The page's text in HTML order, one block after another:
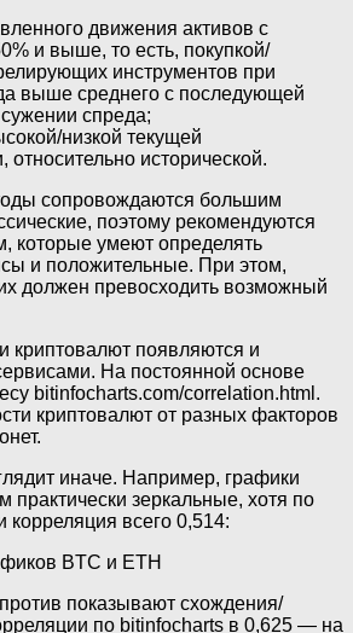
движения активов с
и выше, то есть, покупкой/
инструментов при
выше среднего с последующей
спреда;
низкой текущей
относительно исторической.
сопровождаются большим
поэтому рекомендуются
которые умеют определять
и положительные. При этом,
должен превосходить возможный
криптовалют появляются и
На постоянной основе
bitinfocharts.com/correlation.html.
криптовалют от разных факторов
иначе. Например, графики
практически зеркальные, хотя по
всего 0,514:
показывают схождения/
по bitinfocharts в 0,625 — на